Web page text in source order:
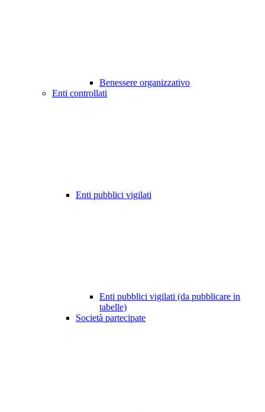
Benessere organizzativo
Enti controllati
Enti pubblici vigilati
Enti pubblici vigilati (da pubblicare in
tabelle)
Società partecipate